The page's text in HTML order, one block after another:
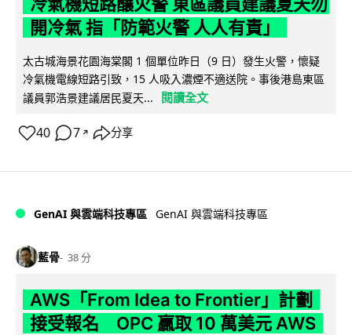
開冷氣 指「防範火警 人人有責」
太古城海景花園海棠閣 1 個單位昨日（9 日）發生火警，懷疑
冷氣機電線短路引致，15 人吸入濃煙不適送院。事後港島東區
議員郭浩景建議居民夏天...
閱讀全文
40 7 ↗ 分享
GenAI 與雲端科技專區 GenAI 與雲端科技專區
藍骨 38 分
AWS「From Idea to Frontier」計劃
接受報名 OPC 贏取 10 萬美元 AWS